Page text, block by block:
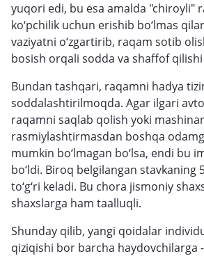
yuqori edi, bu esa amalda "chiroyli"
ko‘pchilik uchun erishib bo‘lmas
vaziyatni o‘zgartirib, raqam sotib
bosish orqali sodda va shaffof
Bundan tashqari, raqamni hadya
soddalashtirilmoqda. Agar ilgari
raqamni saqlab qolish yoki
rasmiylashtirmasdan boshqa
mumkin bo‘lmagan bo‘lsa, endi bu
bo‘ldi. Biroq belgilangan stavkaning
to‘g‘ri keladi. Bu chora jismoniy
shaxslarga ham taalluqli.
Shunday qilib, yangi qoidalar
qiziqishi bor barcha haydovchilarga